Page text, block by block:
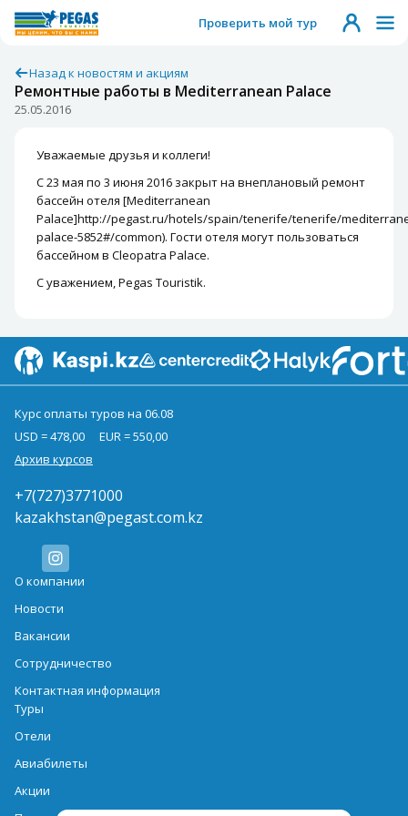
Проверить мой тур
Назад к новостям и акциям
Ремонтные работы в Mediterranean Palace
25.05.2016
Уважаемые друзья и коллеги!
С 23 мая по 3 июня 2016 закрыт на внеплановый ремонт
бассейн отеля [Mediterranean
Palace]http://pegast.ru/hotels/spain/tenerife/tenerife/
palace-5852#/common). Гости отеля могут пользоваться
бассейном в Cleopatra Palace.
С уважением, Pegas Touristik.
Курс оплаты туров на 06.08
USD = 478,00
EUR = 550,00
Архив курсов
+7(727)3771000
kazakhstan@pegast.com.kz
О компании
Новости
Вакансии
Сотрудничество
Контактная информация
Туры
Отели
Авиабилеты
Акции